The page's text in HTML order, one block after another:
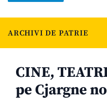
ARCHIVI DE PATRIE
CINE,
pe Cjargne